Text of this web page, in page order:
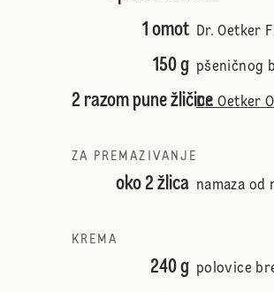
1 omot Dr. Oetker
150 g pšeničnog
2 razom pune žličiceDr. Oetker
ZA PREMAZIVANJE
oko 2 žlica namaza od
KREMA
240 g polovice